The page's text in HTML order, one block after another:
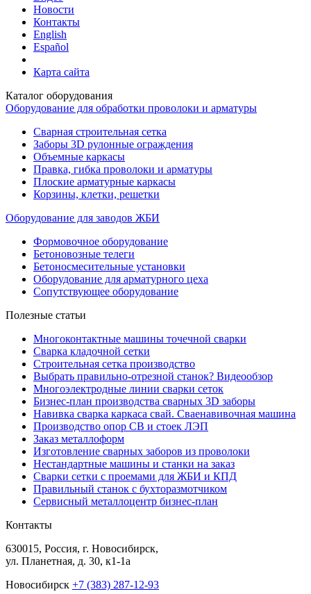
Новости
Контакты
English
Español
Карта сайта
Каталог оборудования
Оборудование для обработки проволоки и арматуры
Сварная строительная сетка
Заборы 3D рулонные ограждения
Объемные каркасы
Правка, гибка проволоки и арматуры
Плоские арматурные каркасы
Корзины, клетки, решетки
Оборудование для заводов ЖБИ
Формовочное оборудование
Бетоновозные телеги
Бетоносмесительные установки
Оборудование для арматурного цеха
Сопутствующее оборудование
Полезные статьи
Многоконтактные машины точечной сварки
Сварка кладочной сетки
Строительная сетка производство
Выбрать правильно-отрезной станок? Видеообзор
Многоэлектродные линии сварки сеток
Бизнес-план производства сварных 3D заборы
Навивка сварка каркаса свай. Сваенавивочная машина
Производство опор СВ и стоек ЛЭП
Заказ металлоформ
Изготовление сварных заборов из проволоки
Нестандартные машины и станки на заказ
Сварки сетки с проемами для ЖБИ и КПД
Правильный станок с бухторазмотчиком
Сервисный металлоцентр бизнес-план
Контакты
630015, Россия, г. Новосибирск,
ул. Планетная, д. 30, к1-1а
Новосибирск +7 (383) 287-12-93